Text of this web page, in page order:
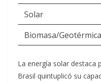
Solar
Biomasa/Geotérmica
La energía solar destaca
Brasil quintuplicó su